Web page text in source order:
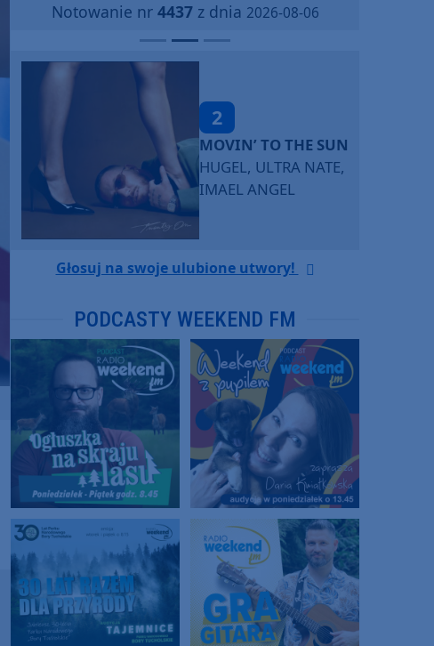
i ofertach
najmu
kamienny
Notowanie nr 4437z dnia 2026-08-06
2
MOVIN’ TO THE SUN
HUGEL, ULTRA NATE,
IMAEL ANGEL
Głosuj na swoje ulubione utwory!
PODCASTY WEEKEND FM